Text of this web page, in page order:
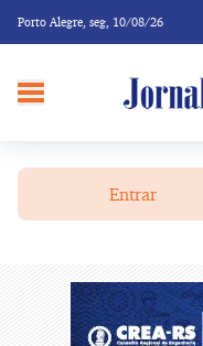
Porto Alegre, seg, 10/08/26
Entrar